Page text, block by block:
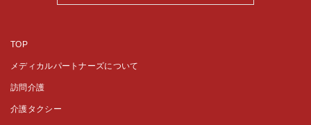
TOP
メディカルパートナーズについて
訪問介護
介護タクシー